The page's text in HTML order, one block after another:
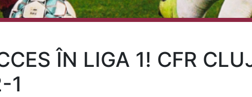
ÎN LIGA 1! CFR
1